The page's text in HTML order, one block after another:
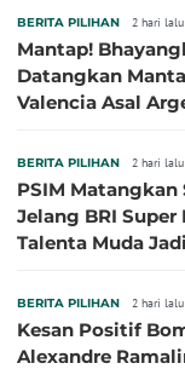
BERITA PILIHAN 2 hari lalu
Mantap!
Datangkan
Valencia Asal Argentina,
BERITA PILIHAN 2 hari lalu
PSIM
Jelang BRI Super
Talenta Muda
BERITA PILIHAN 2 hari lalu
Kesan Positif
Alexandre